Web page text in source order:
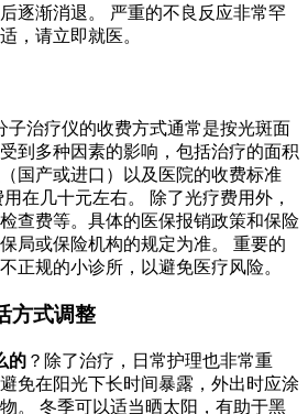
逐渐消退。 严重的不良反应非常罕
，请立即就医。
子治疗仪的收费方式通常是按光斑面
到多种因素的影响，包括治疗的面积
国产或进口）以及医院的收费标准
在几十元左右。 除了光疗费用外，
查费等。具体的医保报销政策和保险
局或保险机构的规定为准。 重要的
正规的小诊所，以避免医疗风险。
方式调整
的 ？除了治疗，日常护理也非常重
免在阳光下长时间暴露，外出时应涂
。 冬季可以适当晒太阳，有助于黑